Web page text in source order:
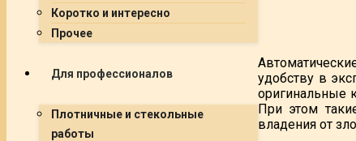
Коротко и интересно
Прочее
Для профессионалов
Плотничные и стекольные
работы
удобству в
оригинальные
При этом
владения от